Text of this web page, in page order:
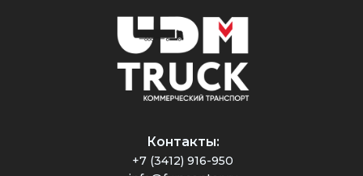
Контакты:
+7 (3412) 916-950